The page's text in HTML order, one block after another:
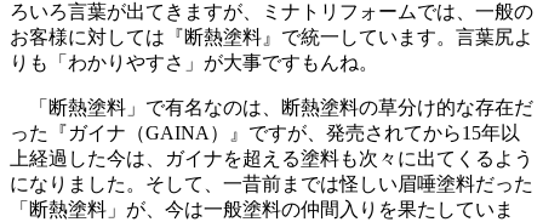
ろいろ言葉が出てきますが、ミナトリフォームでは、一般の
お客様に対しては『断熱塗料』で統一しています。言葉尻よ
りも「わかりやすさ」が大事ですもんね。
「断熱塗料」で有名なのは、断熱塗料の草分け的な存在だ
った『ガイナ（GAINA）』ですが、発売されてから15年以
上経過した今は、ガイナを超える塗料も次々に出てくるよう
になりました。そして、一昔前までは怪しい眉唾塗料だった
「断熱塗料」が、今は一般塗料の仲間入りを果たしていま